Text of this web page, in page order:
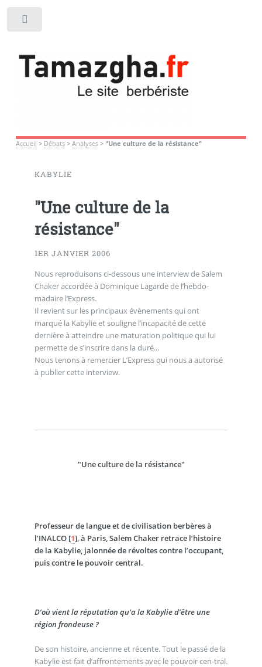
Accueil > Débats> Analyses> "Une culture de la résistance"
KABYLIE
"Une culture de la
résistance"
1ER JANVIER 2006
Nous reproduisons ci-dessous une interview de Salem
Chaker accordée à Dominique Lagarde de l’hebdo-
madaire l’Express.
Il revient sur les principaux évènements qui ont
marqué la Kabylie et souligne l’incapacité de cette
dernière à atteindre une maturation politique qui lui
permette de s’inscrire dans la duré...
Nous tenons à remercier L’Express qui nous a autorisé
à publier cette interview.
"Une culture de la résistance"
Professeur de langue et de civilisation berbères à
l’INALCO[1], à Paris, Salem Chaker retrace l’histoire
de la Kabylie, jalonnée de révoltes contre l’occupant,
puis contre le pouvoir central.
D’où vient la réputation qu’a la Kabylie d’être une
région frondeuse ?
De son histoire, ancienne et récente. Tout le passé de la
Kabylie est fait d’affrontements avec le pouvoir cen-tral.